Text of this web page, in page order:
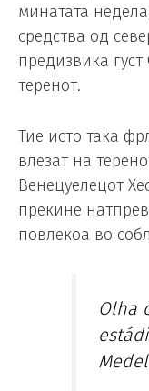
минатата
средства од
предизвика
теренот.
Тие исто така
влезат на
Венецуелецот
прекине
повлекоа во
Olha